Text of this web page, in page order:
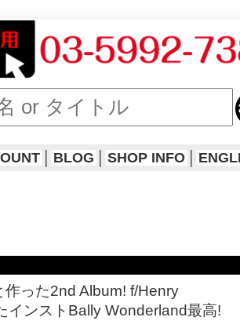
BLOG SHOP INFO
った2nd Album! f/Henry
インストBally Wonderland最高!